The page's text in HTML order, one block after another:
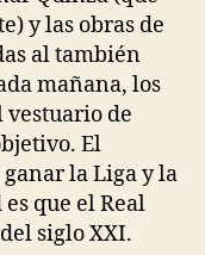
y las obras de
al también
mañana, los
de
El
la Liga y la
que el Real
siglo XXI.